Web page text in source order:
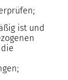
ist und